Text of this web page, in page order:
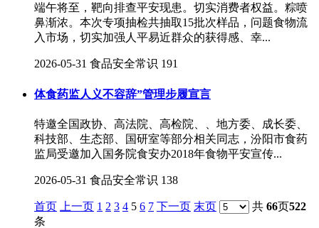
端午将至，靶向排查平安现患。切实消费者权益。粽喷
鼻渐浓。本次专项抽检共抽取15批次样品，问题食物流
入市场，切实加强人平易近群众的获得感、幸...
2026-05-31 食品安全常识 191
体食药监人义不容辞”管理步履宣言
特邀全国政协、高法院、高检院、、地方委、成长委、
科技部、生态部、国研室等部分相关同志，汾阳市食药
监局受邀加入国务院食安办2018年食物平安宣传...
2026-05-31 食品安全常识 138
首页 上一页 1 2 3 4 5 6 7 下一页 末页 共 66页522
条